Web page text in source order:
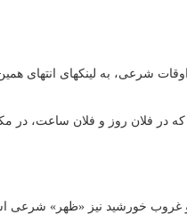
شرعی، به لینکهای انتهای
فلان روز و فلان ساعت، در
0 و 180) را محاسبه کرد. نقطه وسط زمان طلوع و غروب